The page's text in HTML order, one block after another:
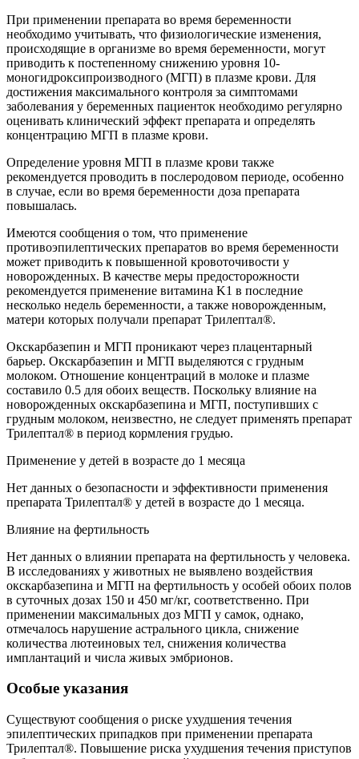
При применении препарата во время беременности
необходимо учитывать, что физиологические изменения,
происходящие в организме во время беременности, могут
приводить к постепенному снижению уровня 10-
моногидроксипроизводного (МГП) в плазме крови. Для
достижения максимального контроля за симптомами
заболевания у беременных пациенток необходимо регулярно
оценивать клинический эффект препарата и определять
концентрацию МГП в плазме крови.
Определение уровня МГП в плазме крови также
рекомендуется проводить в послеродовом периоде, особенно
в случае, если во время беременности доза препарата
повышалась.
Имеются сообщения о том, что применение
противоэпилептических препаратов во время беременности
может приводить к повышенной кровоточивости у
новорожденных. В качестве меры предосторожности
рекомендуется применение витамина K1 в последние
несколько недель беременности, а также новорожденным,
матери которых получали препарат Трилептал®.
Окскарбазепин и МГП проникают через плацентарный
барьер. Окскарбазепин и МГП выделяются с грудным
молоком. Отношение концентраций в молоке и плазме
составило 0.5 для обоих веществ. Поскольку влияние на
новорожденных окскарбазепина и МГП, поступивших с
грудным молоком, неизвестно, не следует применять препарат
Трилептал® в период кормления грудью.
Применение у детей в возрасте до 1 месяца
Нет данных о безопасности и эффективности применения
препарата Трилептал® у детей в возрасте до 1 месяца.
Влияние на фертильность
Нет данных о влиянии препарата на фертильность у человека.
В исследованиях у животных не выявлено воздействия
окскарбазепина и МГП на фертильность у особей обоих полов
в суточных дозах 150 и 450 мг/кг, соответственно. При
применении максимальных доз МГП у самок, однако,
отмечалось нарушение астрального цикла, снижение
количества лютеиновых тел, снижения количества
имплантаций и числа живых эмбрионов.
Особые указания
Существуют сообщения о риске ухудшения течения
эпилептических припадков при применении препарата
Трилептал®. Повышение риска ухудшения течения приступов